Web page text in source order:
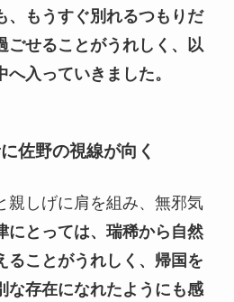
、もうすぐ別れるつもりだ
ごせることがうれしく、以
入っていきました。
佐野の視線が向く
親しげに肩を組み、無邪気
にとっては、瑞稀から自然
ることがうれしく、帰国を
な存在になれたようにも感